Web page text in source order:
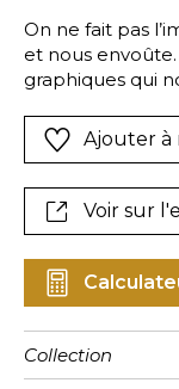
On ne fait pas
et nous
graphiques qui
qu’avec sa
notre déco, ça
Ajouter à
Voir sur
Collection